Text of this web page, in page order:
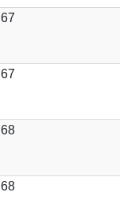
67
67
68
68